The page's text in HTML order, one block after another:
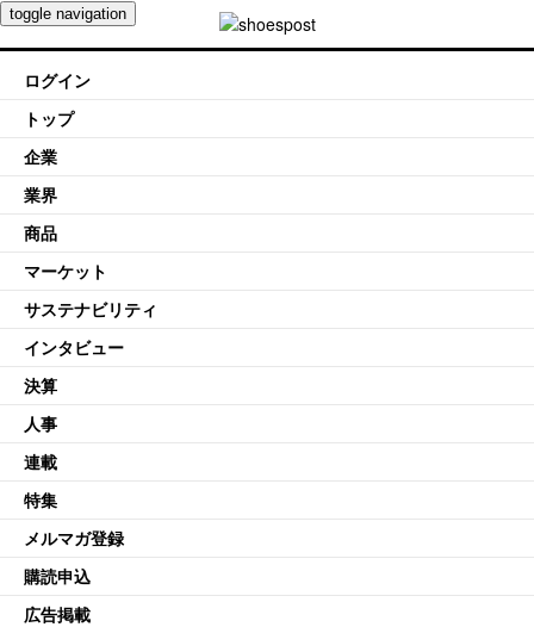
toggle navigation
ログイン
トップ
企業
業界
商品
マーケット
サステナビリティ
インタビュー
決算
人事
連載
特集
メルマガ登録
購読申込
広告掲載